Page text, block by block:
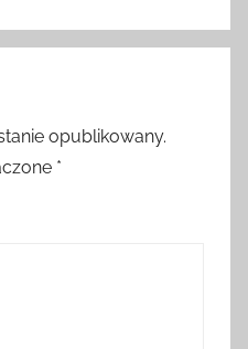
opublikowany.
*